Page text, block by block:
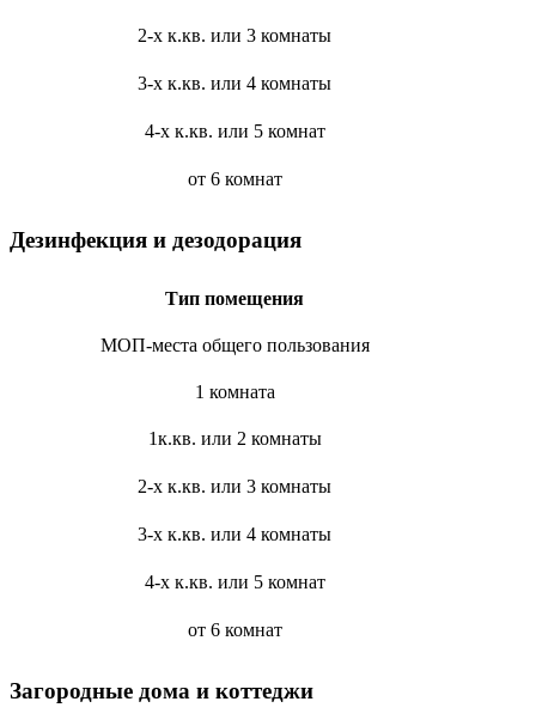
2-х к.кв. или 3 комнаты
3-х к.кв. или 4 комнаты
4-х к.кв. или 5 комнат
от 6 комнат
Дезинфекция и дезодорация
Тип помещения
МОП-места общего пользования
1 комната
1к.кв. или 2 комнаты
2-х к.кв. или 3 комнаты
3-х к.кв. или 4 комнаты
4-х к.кв. или 5 комнат
от 6 комнат
Загородные дома и коттеджи